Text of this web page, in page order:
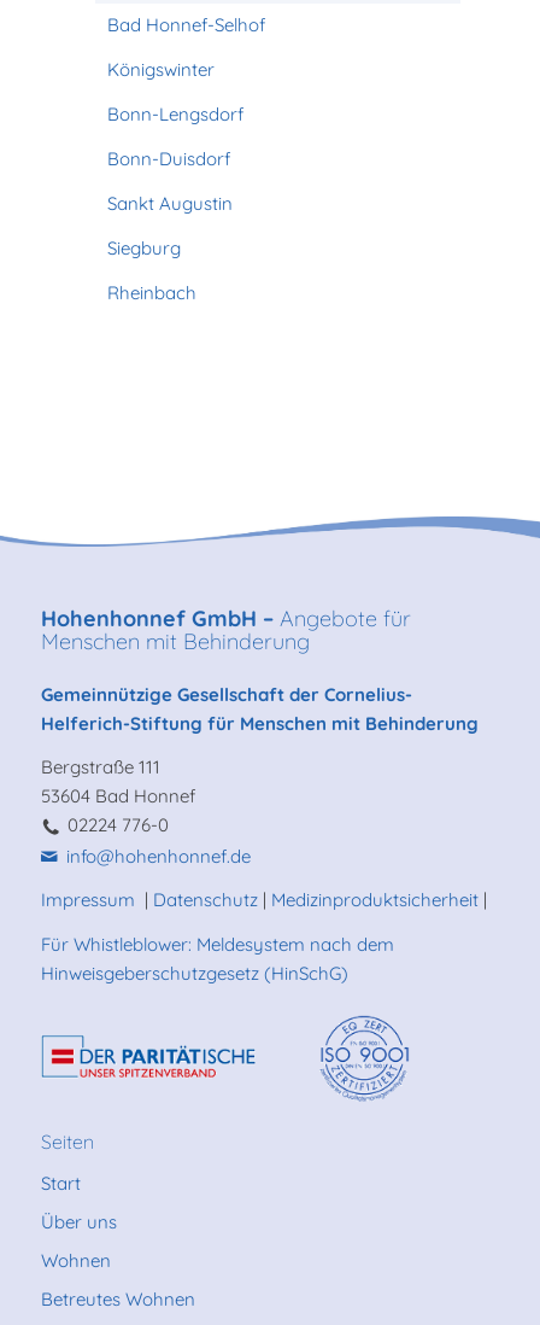
Bad Honnef-Selhof
Königswinter
Bonn-Lengsdorf
Bonn-Duisdorf
Sankt Augustin
Siegburg
Rheinbach
Hohenhonnef GmbH –Angebote für
Menschen mit Behinderung
Gemeinnützige Gesellschaft der Cornelius-
Helferich-Stiftung für Menschen mit Behinderung
Bergstraße 111
53604 Bad Honnef
02224 776-0
info@hohenhonnef.de
Impressum | Datenschutz| Medizinproduktsicherheit|
Für Whistleblower: Meldesystem nach dem
Hinweisgeberschutzgesetz (HinSchG)
Seiten
Start
Über uns
Wohnen
Betreutes Wohnen